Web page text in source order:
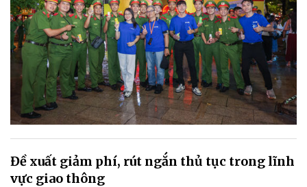
Đề xuất giảm phí, rút ngắn thủ tục trong lĩnh
vực giao thông